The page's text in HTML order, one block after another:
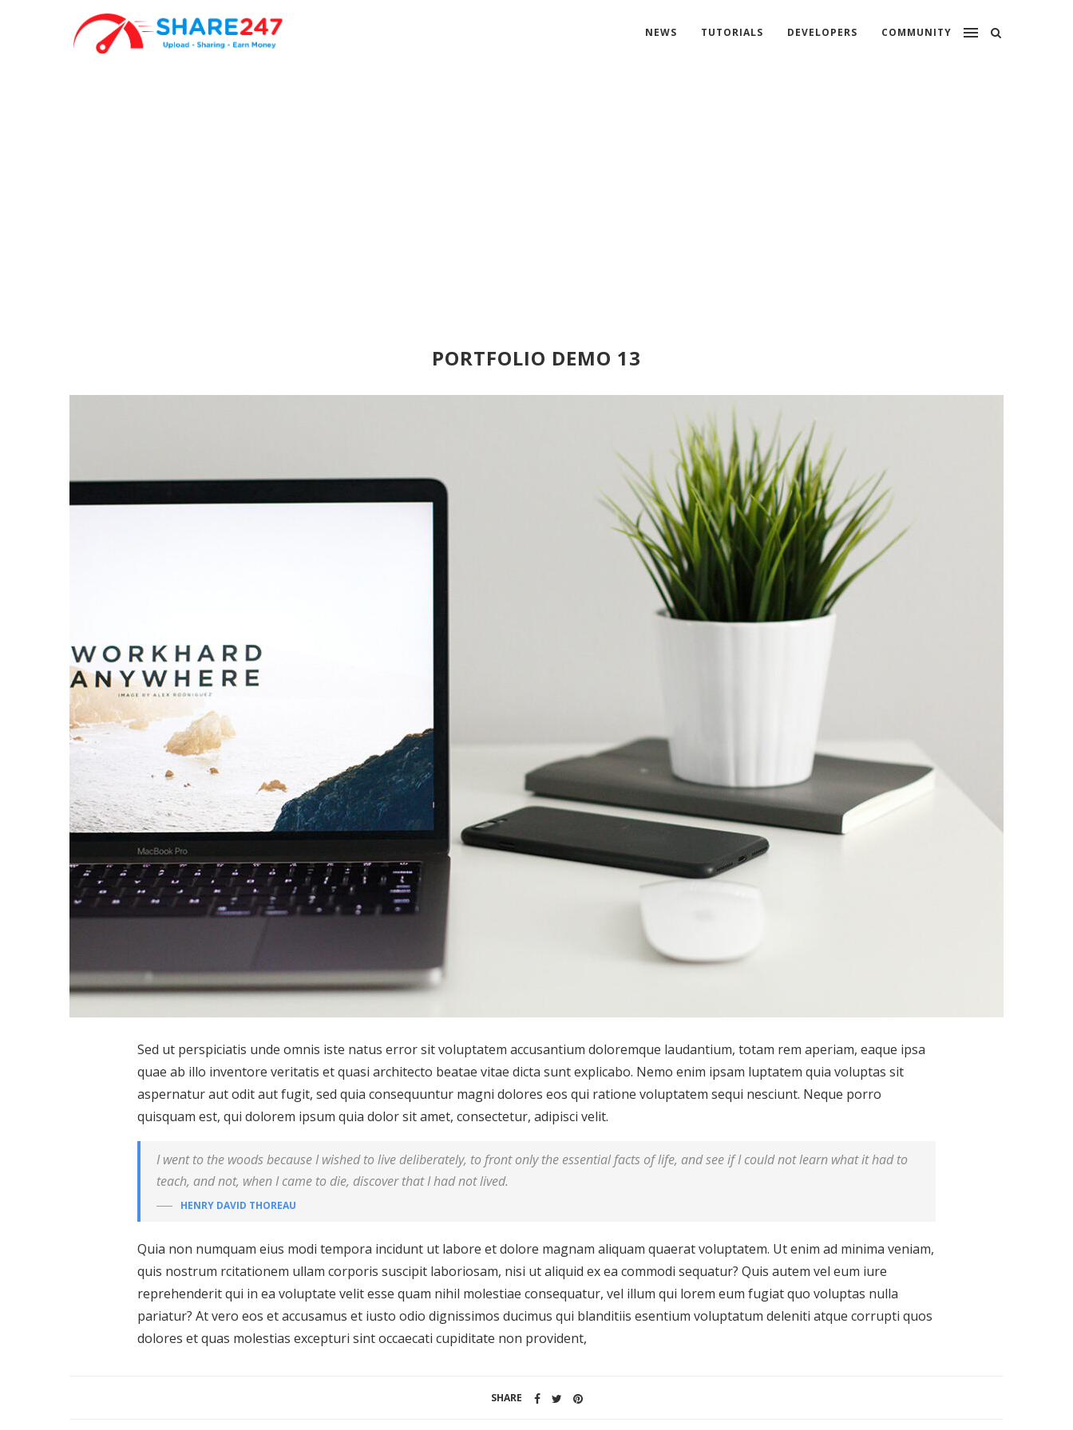
NEWS TUTORIALS DEVELOPERS COMMUNITY
PORTFOLIO DEMO 13
Sed ut perspiciatis unde omnis iste natus error sit voluptatem accusantium doloremque laudantium, totam rem aperiam, eaque ipsa
quae ab illo inventore veritatis et quasi architecto beatae vitae dicta sunt explicabo. Nemo enim ipsam luptatem quia voluptas sit
aspernatur aut odit aut fugit, sed quia consequuntur magni dolores eos qui ratione voluptatem sequi nesciunt. Neque porro
quisquam est, qui dolorem ipsum quia dolor sit amet, consectetur, adipisci velit.
I went to the woods because I wished to live deliberately, to front only the essential facts of life, and see if I could not learn what it had to
teach, and not, when I came to die, discover that I had not lived.
HENRY DAVID THOREAU
Quia non numquam eius modi tempora incidunt ut labore et dolore magnam aliquam quaerat voluptatem. Ut enim ad minima veniam,
quis nostrum rcitationem ullam corporis suscipit laboriosam, nisi ut aliquid ex ea commodi sequatur? Quis autem vel eum iure
reprehenderit qui in ea voluptate velit esse quam nihil molestiae consequatur, vel illum qui lorem eum fugiat quo voluptas nulla
pariatur? At vero eos et accusamus et iusto odio dignissimos ducimus qui blanditiis esentium voluptatum deleniti atque corrupti quos
dolores et quas molestias excepturi sint occaecati cupiditate non provident,
SHARE